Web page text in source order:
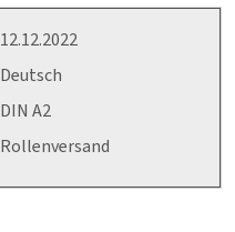
12.12.2022
Deutsch
DIN A2
Rollenversand